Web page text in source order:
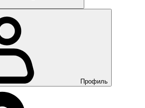
Профиль